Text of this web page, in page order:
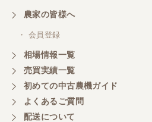
農家の皆様へ
・ 会員登録
相場情報一覧
売買実績一覧
初めての中古農機ガイド
よくあるご質問
配送について